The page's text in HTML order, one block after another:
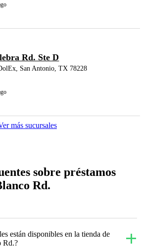
Rd. Ste D
San Antonio, TX 78228
más sucursales
sobre préstamos
Rd.
están disponibles en la tienda de
Rd.?